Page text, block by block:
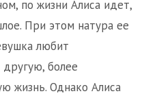
по жизни Алиса идет,
При этом натура ее
любит
более
жизнь. Однако Алиса